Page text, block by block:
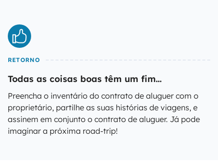
RETORNO
Todas as coisas boas têm um fim...
Preencha o inventário do contrato de aluguer com o
proprietário, partilhe as suas histórias de viagens, e
assinem em conjunto o contrato de aluguer. Já pode
imaginar a próxima road-trip!